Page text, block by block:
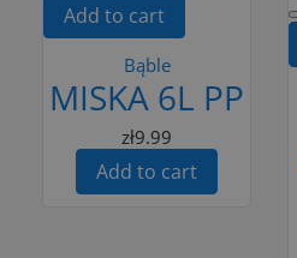
Add to cart
Bąble
MISKA 6L PP
zł9.99
Add to cart